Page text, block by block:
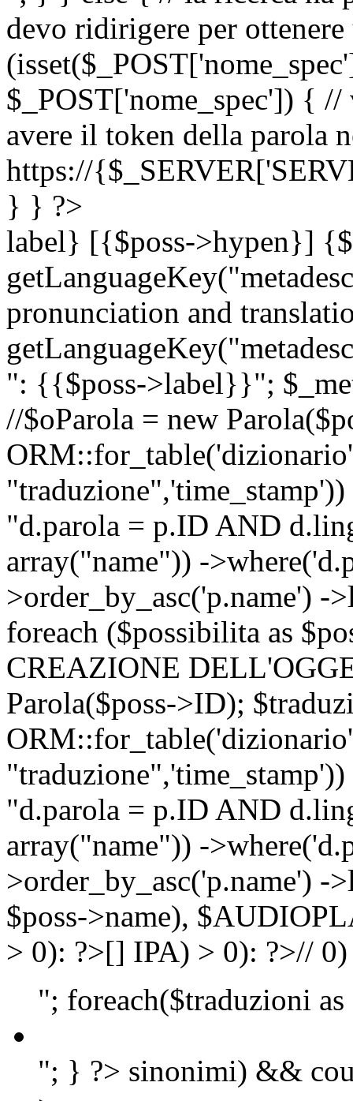
devo ridirigere per
$_POST['nome_spec']) {
avere il token della parola
https://
} } ?>
label} [{$poss->hypen}]
pronunciation and
": {{$poss->label}}";
//$oParola = new
"d.parola = p.ID AND
array("name")) -
>order_by_asc('p.name')
foreach ($possibilita as
CREAZIONE
Parola($poss->ID);
"d.parola = p.ID AND
array("name")) -
>order_by_asc('p.name')
$poss->name),
> 0): ?>[] IPA) > 0): ?>//
"; foreach($traduzioni
"; } ?> sinonimi) &&